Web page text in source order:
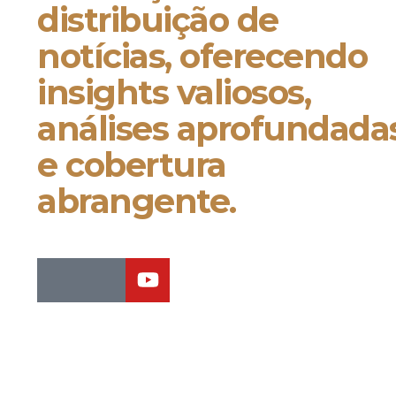
distribuição de
notícias, oferecendo
insights valiosos,
análises
e cobertura
abrangente.